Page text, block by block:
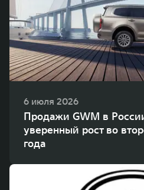
WEY 80
Масштаб возможностей
от 6 449 000 ₽
6 июля 2026
Продажи GWM в
уверенный рост во
года